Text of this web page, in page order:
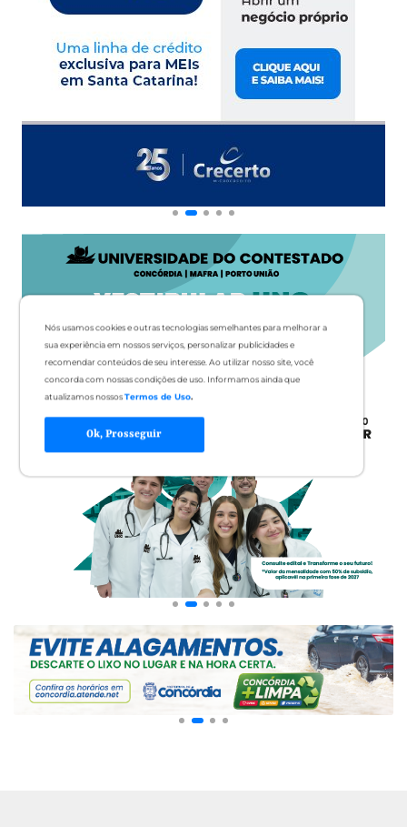
Nós usamos cookies e outras tecnologias semelhantes para melhorar a
sua experiência em nossos serviços, personalizar publicidades e
recomendar conteúdos de seu interesse. Ao utilizar nosso site, você
concorda com nossas condições de uso. Informamos ainda que
atualizamos nossosTermos de Uso.
Ok, Prosseguir